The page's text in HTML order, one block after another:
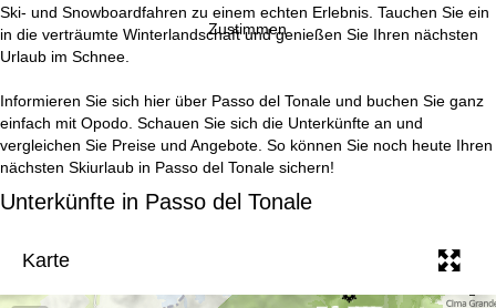
Zustimmen
s
i
t
Ski- und Snowboardfahren zu einem echten Erlebnis. Tauchen Sie ein
in die verträumte Winterlandschaft und genießen Sie Ihren nächsten
Urlaub im Schnee.
Informieren Sie sich hier über Passo del Tonale und buchen Sie ganz
einfach mit Opodo. Schauen Sie sich die Unterkünfte an und
vergleichen Sie Preise und Angebote. So können Sie noch heute Ihren
nächsten Skiurlaub in Passo del Tonale sichern!
Unterkünfte in Passo del Tonale
Karte